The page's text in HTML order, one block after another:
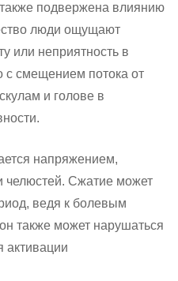
подвержена влиянию
люди ощущают
или неприятность в
с смещением потока от
и голове в
напряжением,
челюстей. Сжатие может
ведя к болевым
также может нарушаться
активации